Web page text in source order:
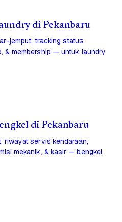
di Pekanbaru
jemput, tracking status
& membership — untuk laundry
di Pekanbaru
riwayat servis kendaraan,
mekanik, & kasir — bengkel